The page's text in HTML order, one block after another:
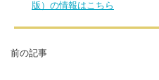
版）の情報はこちら
前の記事